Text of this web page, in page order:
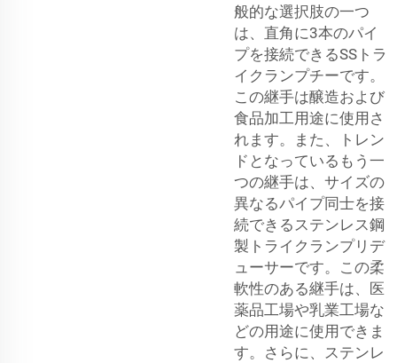
般的な選択肢の一つ
は、直角に3本のパイ
プを接続できるSSトラ
イクランプチーです。
この継手は醸造および
食品加工用途に使用さ
れます。また、トレン
ドとなっているもう一
つの継手は、サイズの
異なるパイプ同士を接
続できるステンレス鋼
製トライクランプリデ
ューサーです。この柔
軟性のある継手は、医
薬品工場や乳業工場な
どの用途に使用できま
す。さらに、ステンレ